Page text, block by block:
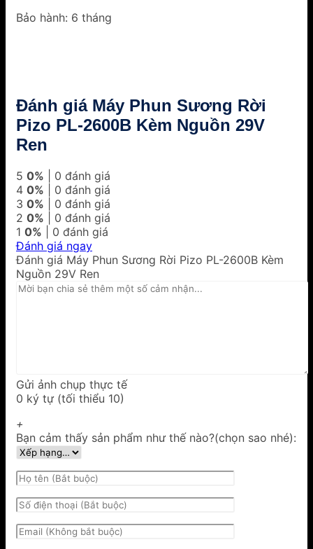
Bảo hành: 6 tháng
Đánh giá Máy Phun Sương Rời
Pizo PL-2600B Kèm Nguồn 29V
Ren
5 0% | 0 đánh giá
4 0% | 0 đánh giá
3 0% | 0 đánh giá
2 0% | 0 đánh giá
1 0% | 0 đánh giá
Đánh giá ngay
Đánh giá Máy Phun Sương Rời Pizo PL-2600B Kèm
Nguồn 29V Ren
Gửi ảnh chụp thực tế
0 ký tự (tối thiểu 10)
+
Bạn cảm thấy sản phẩm như thế nào?(chọn sao nhé):